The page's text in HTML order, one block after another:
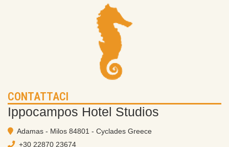
CONTATTACI
Ippocampos Hotel Studios
Adamas - Milos 84801 - Cyclades Greece
+30 22870 23674